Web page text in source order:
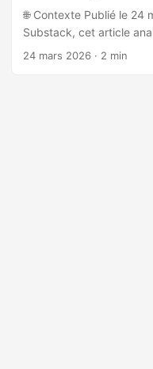
🌐 Contexte Publié le 24
Substack, cet article
massive de données
24 mars 2026 · 2 min